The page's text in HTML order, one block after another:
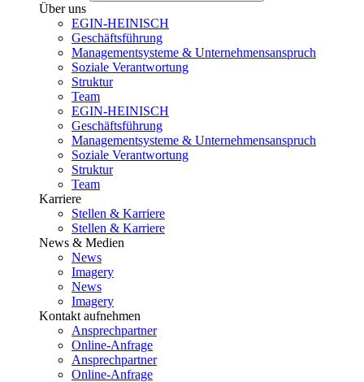
Über uns
EGIN-HEINISCH
Geschäftsführung
Managementsysteme & Unternehmensanspruch
Soziale Verantwortung
Struktur
Team
EGIN-HEINISCH
Geschäftsführung
Managementsysteme & Unternehmensanspruch
Soziale Verantwortung
Struktur
Team
Karriere
Stellen & Karriere
Stellen & Karriere
News & Medien
News
Imagery
News
Imagery
Kontakt aufnehmen
Ansprechpartner
Online-Anfrage
Ansprechpartner
Online-Anfrage